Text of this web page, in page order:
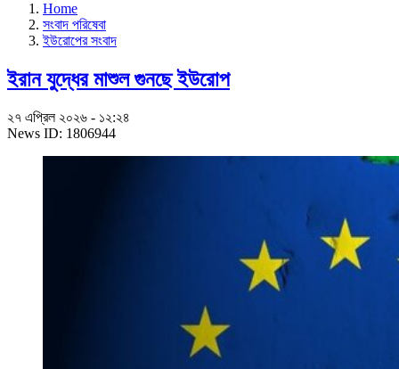
Home
সংবাদ পরিষেবা
ইউরোপের সংবাদ
ইরান যুদ্ধের মাশুল গুনছে ইউরোপ
২৭ এপ্রিল ২০২৬ - ১২:২৪
News ID: 1806944